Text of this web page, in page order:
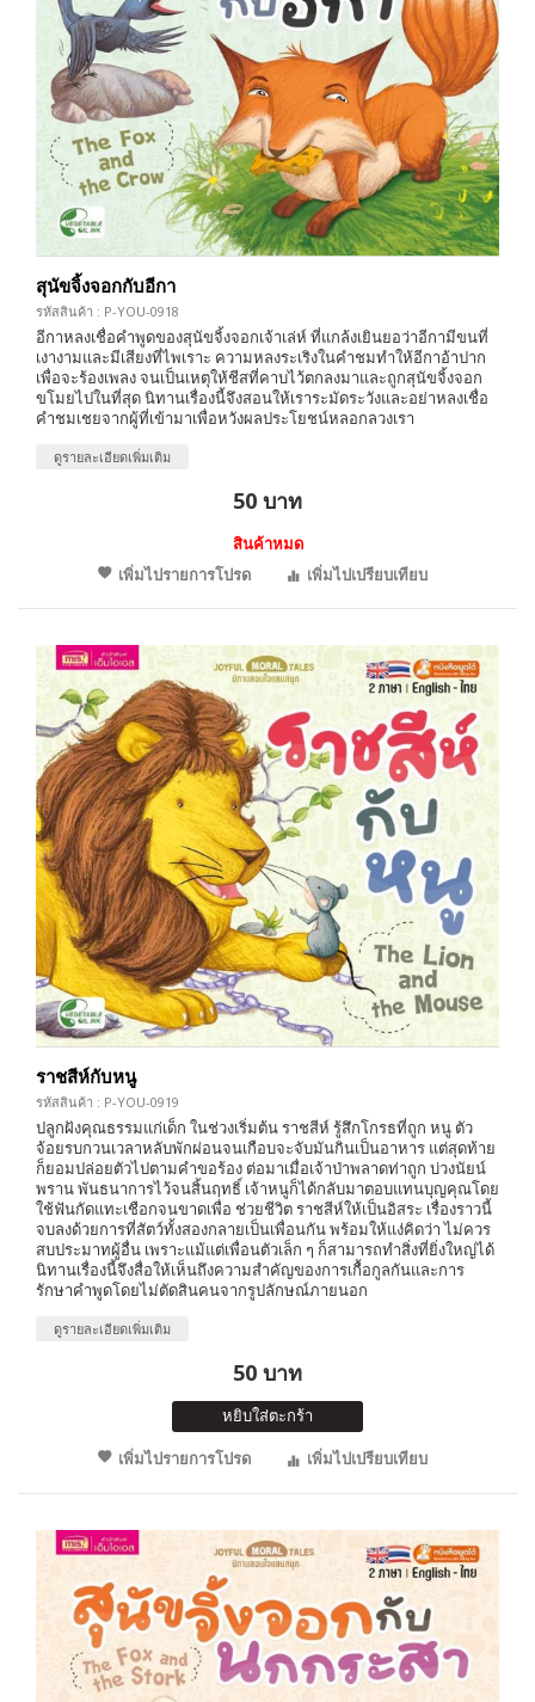
สุนัขจิ้งจอกกับอีกา
รหัสสินค้า : P-YOU-0918
อีกาหลงเชื่อคำพูดของสุนัขจิ้งจอกเจ้าเล่ห์ ที่แกล้งเยินยอว่าอีกามีขนที่
เงางามและมีเสียงที่ไพเราะ ความหลงระเริงในคำชมทำให้อีกาอ้าปาก
เพื่อจะร้องเพลง จนเป็นเหตุให้ชีสที่คาบไว้ตกลงมาและถูกสุนัขจิ้งจอก
ขโมยไปในที่สุด นิทานเรื่องนี้จึงสอนให้เราระมัดระวังและอย่าหลงเชื่อ
คำชมเชยจากผู้ที่เข้ามาเพื่อหวังผลประโยชน์หลอกลวงเรา
ดูรายละเอียดเพิ่มเติม
50 บาท
สินค้าหมด
เพิ่มไปรายการโปรด
เพิ่มไปเปรียบเทียบ
ราชสีห์กับหนู
รหัสสินค้า : P-YOU-0919
ปลูกฝังคุณธรรมแก่เด็ก ในช่วงเริ่มต้น ราชสีห์ รู้สึกโกรธที่ถูก หนู ตัว
จ้อยรบกวนเวลาหลับพักผ่อนจนเกือบจะจับมันกินเป็นอาหาร แต่สุดท้าย
ก็ยอมปล่อยตัวไปตามคำขอร้อง ต่อมาเมื่อเจ้าป่าพลาดท่าถูก บ่วงนัยน์
พราน พันธนาการไว้จนสิ้นฤทธิ์ เจ้าหนูก็ได้กลับมาตอบแทนบุญคุณโดย
ใช้ฟันกัดแทะเชือกจนขาดเพื่อ ช่วยชีวิต ราชสีห์ให้เป็นอิสระ เรื่องราวนี้
จบลงด้วยการที่สัตว์ทั้งสองกลายเป็นเพื่อนกัน พร้อมให้แง่คิดว่า ไม่ควร
สบประมาทผู้อื่น เพราะแม้แต่เพื่อนตัวเล็ก ๆ ก็สามารถทำสิ่งที่ยิ่งใหญ่ได้
นิทานเรื่องนี้จึงสื่อให้เห็นถึงความสำคัญของการเกื้อกูลกันและการ
รักษาคำพูดโดยไม่ตัดสินคนจากรูปลักษณ์ภายนอก
ดูรายละเอียดเพิ่มเติม
50 บาท
หยิบใส่ตะกร้า
เพิ่มไปรายการโปรด
เพิ่มไปเปรียบเทียบ